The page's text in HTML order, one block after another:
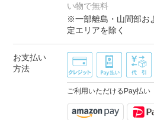
い物で無料
※一部離島・山間部お
定エリアを除く
お支払い
方法
ご利用いただけるPay払い